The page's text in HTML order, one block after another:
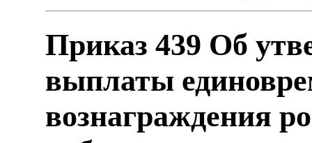
Приказ 439 Об
выплаты
вознаграждения